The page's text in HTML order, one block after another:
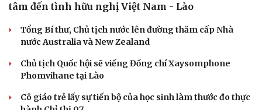
tâm đến tình hữu nghị Việt Nam - Lào
Tổng Bí thư, Chủ tịch nước lên đường thăm cấp Nhà
nước Australia và New Zealand
Chủ tịch Quốc hội sẽ viếng Đồng chí Xaysomphone
Phomvihane tại Lào
Cô giáo trẻ lấy sự tiến bộ của học sinh làm thước đo thực